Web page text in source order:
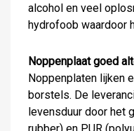
alcohol en veel
hydrofoob waardoor
Noppenplaat goed
Noppenplaten lijken
borstels. De
levensduur door het
rubber) en PUR